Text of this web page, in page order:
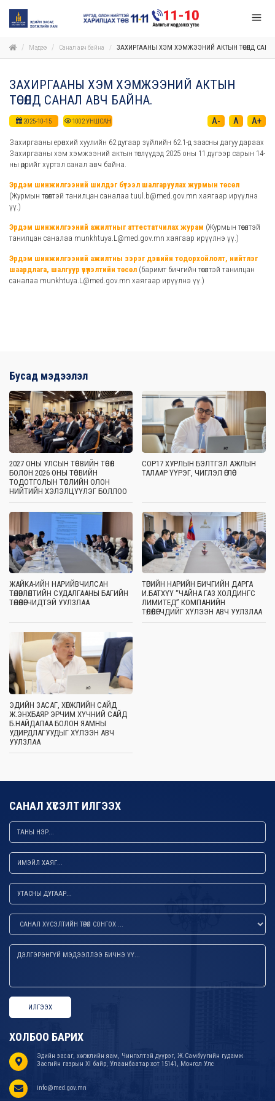
Мэдээ Санал авч байна ЗАХИРГААНЫ ХЭМ ХЭМЖЭЭНИЙ АКТЫН ТӨСӨЛД
ЗАХИРГААНЫ ХЭМ ХЭМЖЭЭНИЙ АКТЫН
ТӨСӨЛД САНАЛ АВЧ БАЙНА.
2025-10-15 1002УНШСАН A- A A+
Захиргааны ерөнхий хуулийн 62 дугаар зүйлийн 62.1-д заасны дагуу дараах
Захиргааны хэм хэмжээний актын төслүүдэд 2025 оны 11 дүгээр сарын 14-
ны өдрийг хүртэл санал авч байна.
Эрдэм шинжилгээний шилдэг бүтээл шалгаруулах журмын төсөл
(Журмын төсөлтэй танилцан саналаа tuul.b@med.gov.mn хаягаар ирүүлнэ
үү.)
Эрдэм шинжилгээний ажилтныг аттестатчилах журам (Журмын төсөлтэй
танилцан саналаа munkhtuya.L@med.gov.mn хаягаар ирүүлнэ үү.)
Эрдэм шинжилгээний ажилтны зэрэг дэвийн тодорхойлолт, нийтлэг
шаардлага, шалгуур үзүүлэлтийн төсөл (баримт бичгийн төсөлтэй танилцан
саналаа munkhtuya.L@med.gov.mn хаягаар ирүүлнэ үү.)
Бусад мэдээлэл
2027 ОНЫ УЛСЫН ТӨСВИЙН ТӨСӨЛ
БОЛОН 2026 ОНЫ ТӨСВИЙН
ТОДОТГОЛЫН ТӨСЛИЙН ОЛОН
НИЙТИЙН ХЭЛЭЛЦҮҮЛЭГ БОЛЛОО
COP17 ХУРЛЫН БЭЛТГЭЛ АЖЛЫН
ТАЛААР ҮҮРЭГ, ЧИГЛЭЛ ӨГЛӨӨ
ЖАЙКА-ИЙН НАРИЙВЧИЛСАН
ТӨЛӨВЛӨЛТИЙН СУДАЛГААНЫ БАГИЙН
ТӨЛӨӨЛӨГЧИДТЭЙ УУЛЗЛАА
ТӨРИЙН НАРИЙН БИЧГИЙН ДАРГА
И.БАТХҮҮ “ЧАЙНА ГАЗ ХОЛДИНГС
ЛИМИТЕД” КОМПАНИЙН
ТӨЛӨӨЛӨГЧДИЙГ ХҮЛЭЭН АВЧ УУЛЗЛАА
ЭДИЙН ЗАСАГ, ХӨГЖЛИЙН САЙД
Ж.ЭНХБАЯР ЭРЧИМ ХҮЧНИЙ САЙД
Б.НАЙДАЛАА БОЛОН ЯАМНЫ
УДИРДЛАГУУДЫГ ХҮЛЭЭН АВЧ
УУЛЗЛАА
САНАЛ ХҮСЭЛТ ИЛГЭЭХ
ИЛГЭЭХ
ХОЛБОО БАРИХ
Эдийн засаг, хөгжлийн яам, Чингэлтэй дүүрэг, Ж.Самбуугийн гудамж
Засгийн газрын XI байр, Улаанбаатар хот 15141, Монгол Улс
info@med.gov.mn